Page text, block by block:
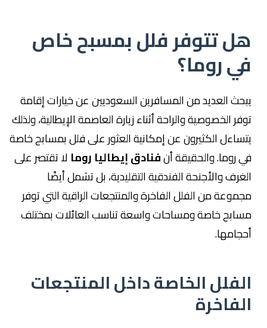
هل تتوفر فلل بمسبح خاص
في روما؟
يبحث العديد من المسافرين السعوديين عن خيارات إقامة
توفر الخصوصية والراحة أثناء زيارة العاصمة الإيطالية، ولذلك
يتساءل الكثيرون عن إمكانية العثور على فلل بمسابح خاصة
في روما. والحقيقة أنفنادق إيطاليا روما لا تقتصر على
الغرف والأجنحة الفندقية التقليدية، بل تشمل أيضًا
مجموعة من الفلل الفاخرة والمنتجعات الراقية التي توفر
مسابح خاصة ومساحات واسعة تناسب العائلات بمختلف
أحجامها.
الفلل الخاصة داخل المنتجعات
الفاخرة